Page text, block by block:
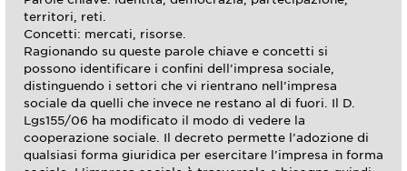
territori, reti.
Concetti: mercati, risorse.
Ragionando su queste parole chiave e concetti si
possono identificare i confini dell’impresa sociale,
distinguendo i settori che vi rientrano nell’impresa
sociale da quelli che invece ne restano al di fuori. Il D.
Lgs155/06 ha modificato il modo di vedere la
cooperazione sociale. Il decreto permette l’adozione di
qualsiasi forma giuridica per esercitare l’impresa in forma